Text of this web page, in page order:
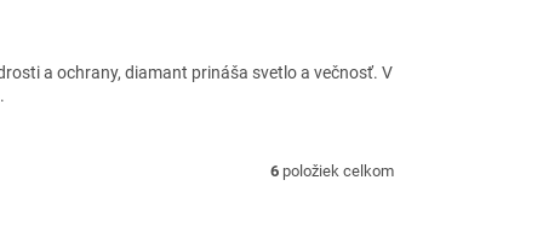
a ochrany, diamant prináša svetlo a večnosť. V
6 položiek celkom